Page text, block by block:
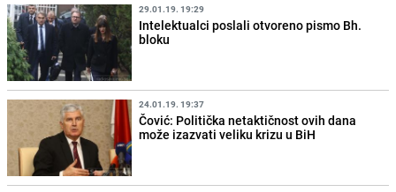
29.01.19. 19:29
Intelektualci poslali otvoreno pismo Bh.
bloku
24.01.19. 19:37
Čović: Politička netaktičnost ovih dana
može izazvati veliku krizu u BiH